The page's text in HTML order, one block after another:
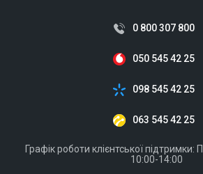
0 800 307 800
050 545 42 25
098 545 42 25
063 545 42 25
Графік роботи клієнтської
10:00-14:00